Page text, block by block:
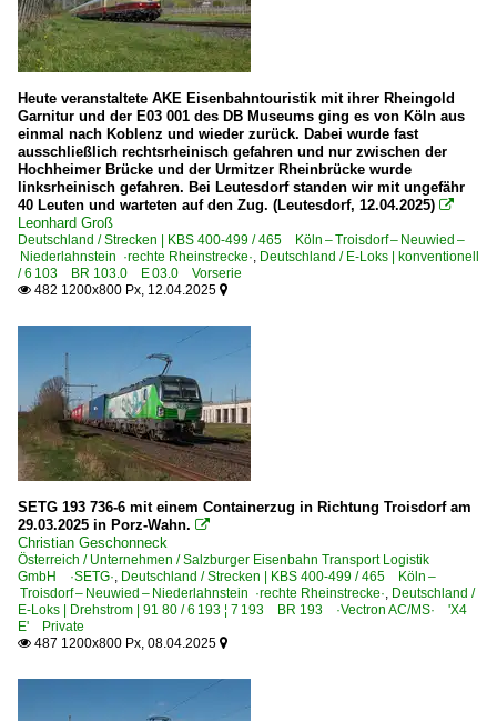
1 218 BR 218 Lokportraits
1 220 BR 220 DB V 200.0
1 223 BR 223 · BR 253 · DE 2000 ·ER20·
1 225 BR 225 Umbau BR 215 Private
1 227 BR 227 ·NoHAB AA16· 'V 170'
1 232 BR 232 DR 132 · DR 130.1 'Ludmilla'
1 247 BR 247 ·Vectron DE· Private
1 264 BR 264 ·Maxima 40 CC·
1 271 BR 271 ·G 1000 BB·
1 273 BR 273 ·MaK G 2000 BB·
1 275 BR 275 ·G 1206·
1 276 BR 276 ·G 1206·
1 293 BR 293 DR V 100
4 125 ·DE 12·
Dieselloks | bis 100 km/h | 98 80
3 294 BR 294.5 remotorisiert ·MaK V 90·
3 295 BR 295 funkferngesteuerte BR 291 ·MaK V 90·
3 296 BR 296 Bergfunk/funkferngesteuerte BR 290
3 298 BR 298 · DR 111 DR V 100
Heute veranstaltete AKE Eisenbahntouristik mit ihrer Rheingold
Garnitur und der E03 001 des DB Museums ging es von Köln aus
einmal nach Koblenz und wieder zurück. Dabei wurde fast
ausschließlich rechtsrheinisch gefahren und nur zwischen der
Hochheimer Brücke und der Urmitzer Rheinbrücke wurde
linksrheinisch gefahren. Bei Leutesdorf standen wir mit ungefähr
40 Leuten und warteten auf den Zug. (Leutesdorf, 12.04.2025) 
Leonhard Groß
Deutschland / Strecken | KBS 400-499 / 465 Köln – Troisdorf – Neuwied –
Niederlahnstein ·rechte Rheinstrecke·, Deutschland / E-Loks | konventionell
/ 6 103 BR 103.0 E 03.0 Vorserie
 482 1200x800 Px, 12.04.2025 
SETG 193 736-6 mit einem Containerzug in Richtung Troisdorf am
29.03.2025 in Porz-Wahn. 
Christian Geschonneck
Österreich / Unternehmen / Salzburger Eisenbahn Transport Logistik
GmbH ·SETG·, Deutschland / Strecken | KBS 400-499 / 465 Köln –
Troisdorf – Neuwied – Niederlahnstein ·rechte Rheinstrecke·, Deutschland /
E-Loks | Drehstrom | 91 80 / 6 193 ¦ 7 193 BR 193 ·Vectron AC/MS· 'X4
E' Private
 487 1200x800 Px, 08.04.2025 